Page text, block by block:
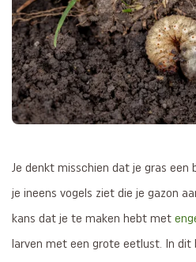
Je denkt misschien dat je gras een
je ineens vogels ziet die je gazon
kans dat je te maken hebt met
larven met een grote eetlust. In dit